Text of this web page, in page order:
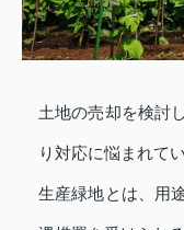
土地の売却を検討
り対応に悩まれて
生産緑地とは、用